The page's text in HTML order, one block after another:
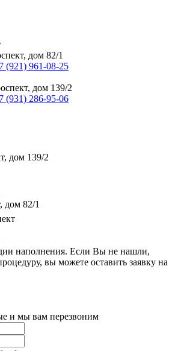
дом 82/1
(921) 961-08-25
дом 139/2
(931) 286-95-06
дом 139/2
дом 82/1
наполнения. Если Вы не нашли,
вы можете оставить заявку на
и мы вам перезвоним